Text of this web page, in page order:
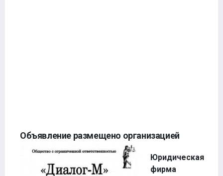
Объявление размещено организацией
Юридическая
фирма